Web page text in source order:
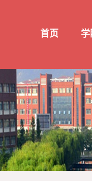
首页